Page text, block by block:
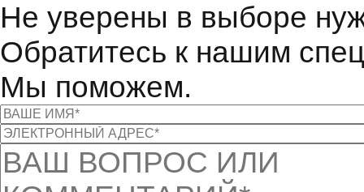
Не уверены в выборе
Обратитесь к нашим
Мы поможем.